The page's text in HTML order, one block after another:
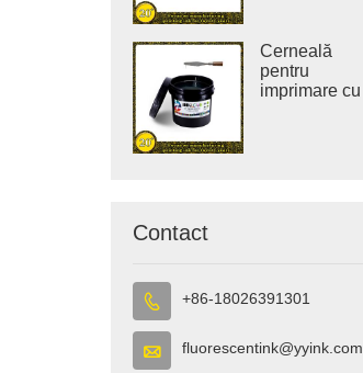
Cerneală
pentru
imprimare cu
Contact
 +86-18026391301
 fluorescentink@yyink.com